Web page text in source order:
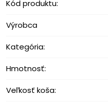
Kód produktu:
Výrobca
Kategória:
Hmotnosť:
Veľkosť koša: